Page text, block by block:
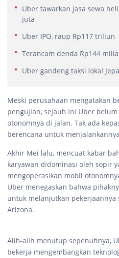
Uber tawarkan jasa sewa
juta
Uber IPO, raup Rp117 triliun
Terancam denda Rp144
Uber gandeng taksi lokal
Meski perusahaan mengatakan
pengujian, sejauh ini Uber
otonomnya di jalan. Tak ada
berencana untuk
Akhir Mei lalu, mencuat kabar
karyawan didominasi oleh sopir
mengoperasikan mobil
Uber menegaskan bahwa
untuk melanjutkan
Arizona.
Alih-alih menutup sepenuhnya,
bekerja mengembangkan